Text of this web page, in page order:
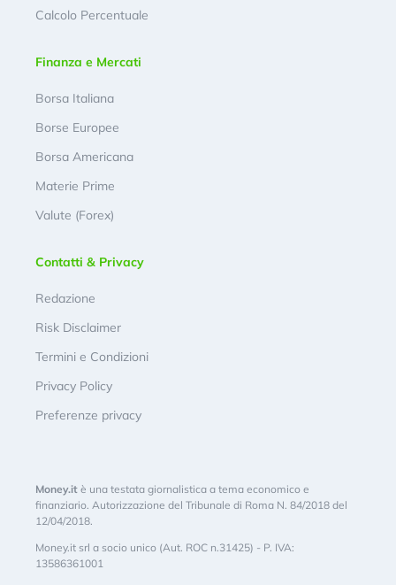
Calcolo Percentuale
Finanza e Mercati
Borsa Italiana
Borse Europee
Borsa Americana
Materie Prime
Valute (Forex)
Contatti & Privacy
Redazione
Risk Disclaimer
Termini e Condizioni
Privacy Policy
Preferenze privacy
Money.it è una testata giornalistica a tema economico e
finanziario. Autorizzazione del Tribunale di Roma N. 84/2018 del
12/04/2018.
Money.it srl a socio unico (Aut. ROC n.31425) - P. IVA:
13586361001